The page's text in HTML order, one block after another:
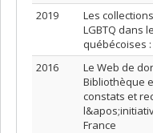
2019
Les
LGBTQ dans
québécoises
2016
Le Web de
Bibliothèque
constats et
France